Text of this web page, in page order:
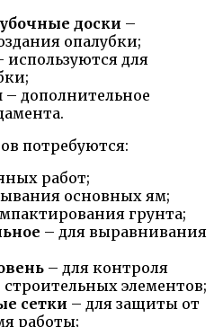
доски –
опалубки;
используются для
– дополнительное
потребуются:
работ;
основных ям;
грунта;
– для выравнивания
– для контроля
элементов;
сетки – для защиты от
работы;